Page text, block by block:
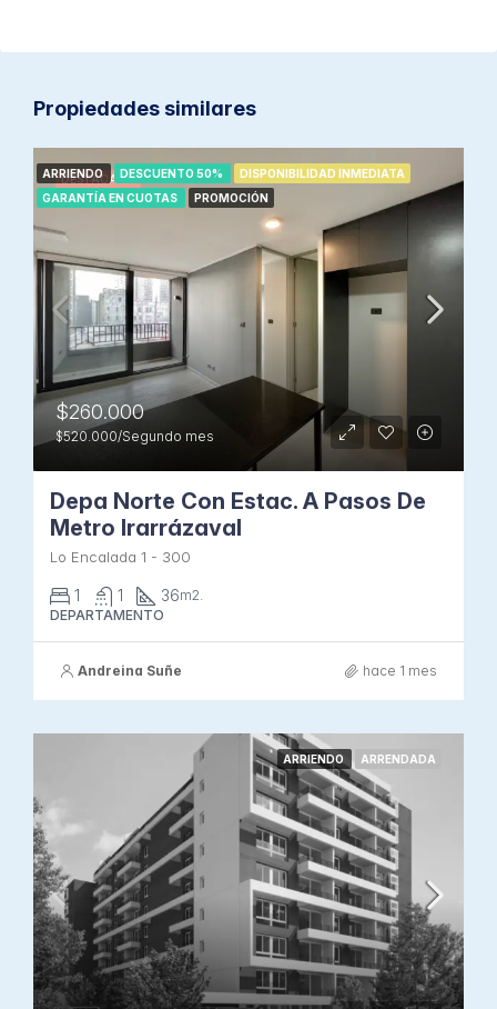
Propiedades similares
DESTACADA
ARRIENDO DESCUENTO 50%
DISPONIBILIDAD INMEDIATA
GARANTÍA EN CUOTAS
PROMOCIÓN
$260.000
$520.000/Segundo mes
Depa Norte Con Estac. A Pasos De
Metro Irarrázaval
Lo Encalada 1 - 300
1 1 36m2.
DEPARTAMENTO
Andreina Suñe hace 1 mes
ARRIENDO ARRENDADA